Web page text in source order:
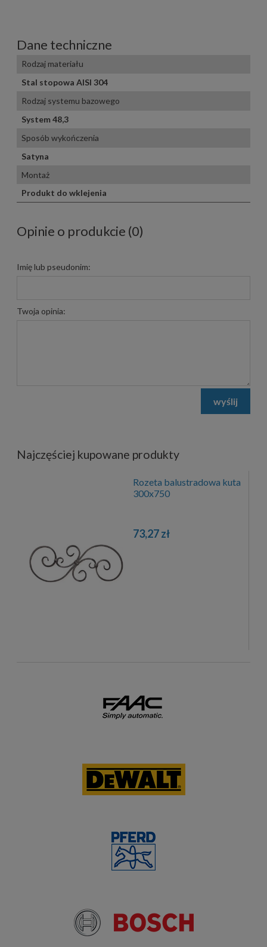
Dane techniczne
Rodzaj materiału
Stal stopowa AISI 304
Rodzaj systemu bazowego
System 48,3
Sposób wykończenia
Satyna
Montaż
Produkt do wklejenia
Opinie o produkcie (0)
Imię lub pseudonim:
Twoja opinia:
wyślij
Najczęściej kupowane produkty
Rozeta balustradowa kuta
300x750
73,27 zł